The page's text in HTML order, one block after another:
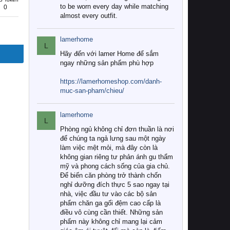
0
to be worn every day while matching
almost every outfit.
L
lamerhome
Hãy đến với lamer Home để sắm
ngay những sản phẩm phù hợp
https://lamerhomeshop.com/danh-
muc-san-pham/chieu/
L
lamerhome
Phòng ngủ không chỉ đơn thuần là nơi
để chúng ta ngả lưng sau một ngày
làm việc mệt mỏi, mà đây còn là
không gian riêng tư phản ánh gu thẩm
mỹ và phong cách sống của gia chủ.
Để biến căn phòng trở thành chốn
nghỉ dưỡng đích thực 5 sao ngay tại
nhà, việc đầu tư vào các bộ sản
phẩm chăn ga gối đệm cao cấp là
điều vô cùng cần thiết. Những sản
phẩm này không chỉ mang lại cảm